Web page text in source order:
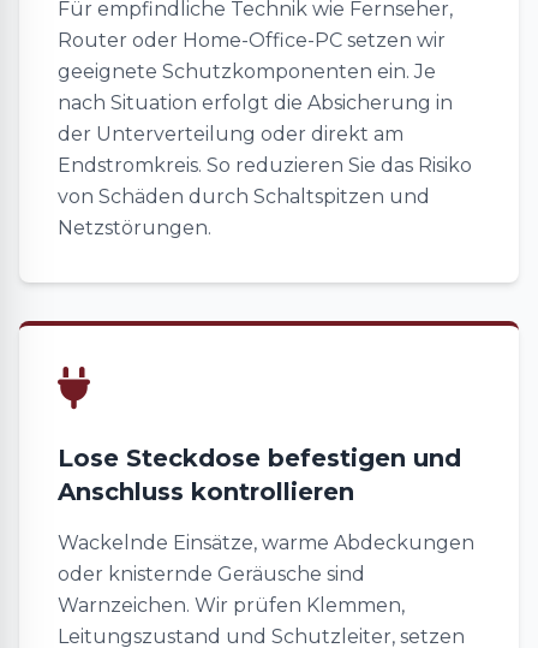
Für empfindliche Technik wie Fernseher,
Router oder Home-Office-PC setzen wir
geeignete Schutzkomponenten ein. Je
nach Situation erfolgt die Absicherung in
der Unterverteilung oder direkt am
Endstromkreis. So reduzieren Sie das Risiko
von Schäden durch Schaltspitzen und
Netzstörungen.
Lose Steckdose befestigen und
Anschluss kontrollieren
Wackelnde Einsätze, warme Abdeckungen
oder knisternde Geräusche sind
Warnzeichen. Wir prüfen Klemmen,
Leitungszustand und Schutzleiter, setzen